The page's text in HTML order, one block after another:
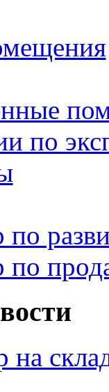
по
по
на